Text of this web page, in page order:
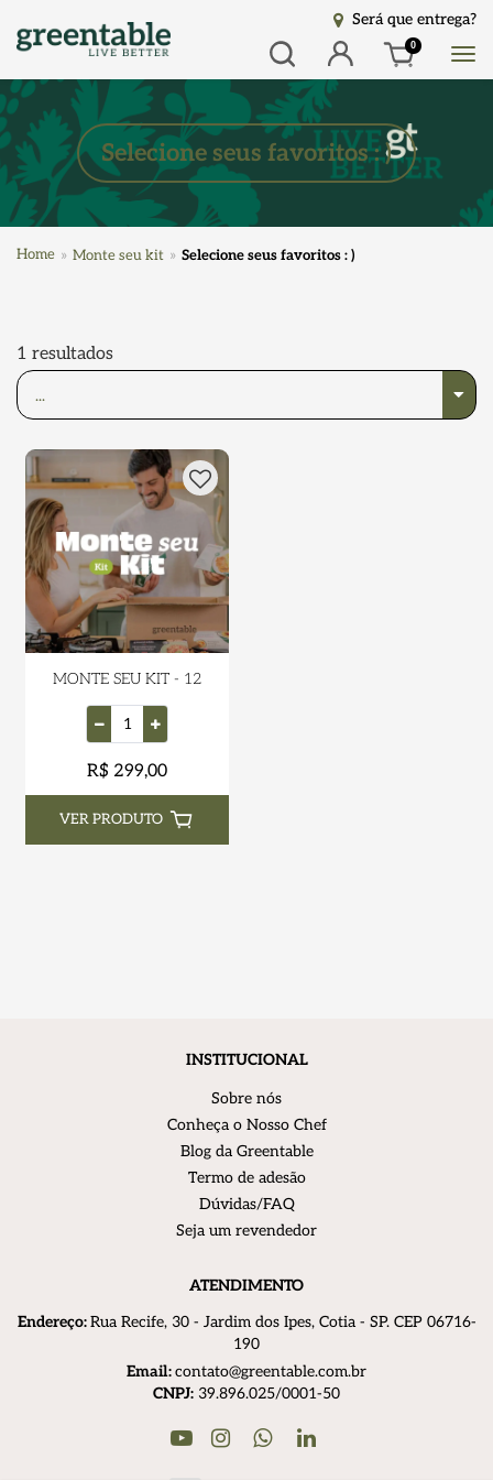
Será que entrega?
Busca
Entrar 0
Selecione seus favoritos : )
Home Monte seu kit Selecione seus favoritos : )
1 resultados
MONTE SEU KIT - 12
R$ 299,00
VER PRODUTO
INSTITUCIONAL
Sobre nós
Conheça o Nosso Chef
Blog da Greentable
Termo de adesão
Dúvidas/FAQ
Seja um revendedor
ATENDIMENTO
Endereço:Rua Recife, 30 - Jardim dos Ipes, Cotia - SP. CEP 06716-
190
Email:contato@greentable.com.br
CNPJ: 39.896.025/0001-50
YoutubeInstagramWhatsApp
Linkedin